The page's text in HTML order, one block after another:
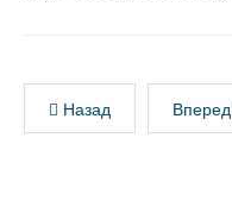
Назад Вперед